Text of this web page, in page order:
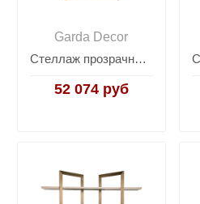
Garda Decor
Стеллаж прозрачное стекло/золото 47ED-00401
52 074 руб